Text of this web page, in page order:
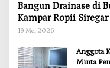
Bangun Drainase di
Kampar Ropii
Menyentuh
19 Mei 2026
Anggota
Minta